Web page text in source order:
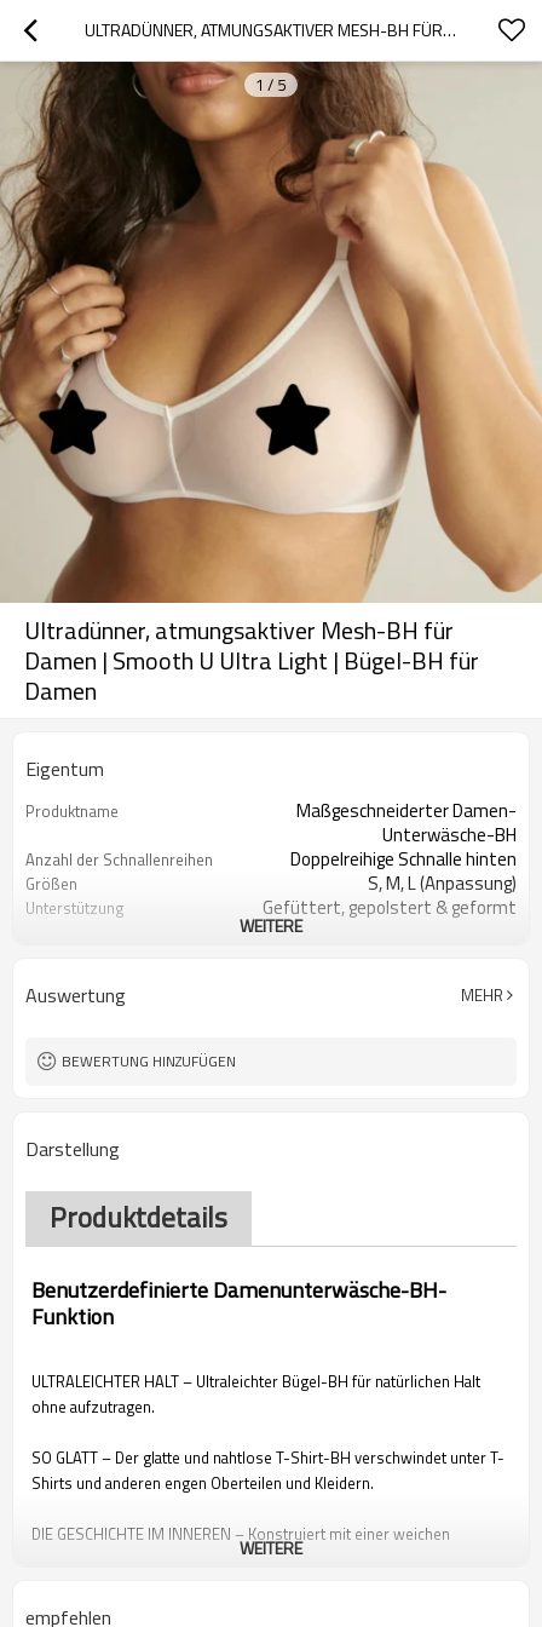
ULTRADÜNNER, ATMUNGSAKTIVER MESH-BH FÜR DAMEN | SMOOTH U ULTRA LIGHT | BÜGEL-BH FÜR DAMEN
1 / 5
Ultradünner, atmungsaktiver Mesh-BH für
Damen | Smooth U Ultra Light | Bügel-BH für
Damen
Eigentum
Produktname
Maßgeschneiderter Damen-
Unterwäsche-BH
Anzahl der Schnallenreihen Doppelreihige Schnalle hinten
Größen S, M, L (Anpassung)
Unterstützung Gefüttert, gepolstert & geformt
Pflegehinweise Maschinenwäsche
WEITERE
Auswertung MEHR
BEWERTUNG HINZUFÜGEN
Darstellung
Produktdetails
Benutzerdefinierte Damenunterwäsche-BH-
Funktion
ULTRALEICHTER HALT – Ultraleichter Bügel-BH für natürlichen Halt
ohne aufzutragen.
SO GLATT – Der glatte und nahtlose T-Shirt-BH verschwindet unter T-
Shirts und anderen engen Oberteilen und Kleidern.
DIE GESCHICHTE IM INNEREN – Konstruiert mit einer weichen
Innenschlinge für zusätzlichen Halt und Formgebung.
DIE HINTERGRUNDGESCHICHTE – Bügel-BH für Damen mit
WEITERE
empfehlen